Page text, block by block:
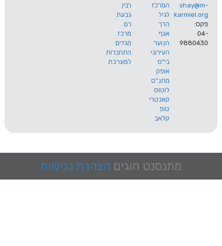
המרכז
לגיל
הרך
אגף
הנוער
רבין
גבעת
רם
מרכז
מגדים
התחברות
למערכת
מתנסנט חוגים הצהרת נגישות